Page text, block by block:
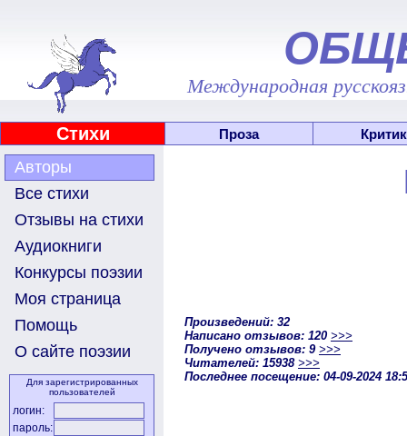
Международная
Стихи Проза
Авторы
Все стихи
Отзывы на стихи
Аудиокниги
Конкурсы поэзии
Моя страница
Помощь
О сайте поэзии
Для зарегистрированных
пользователей
логин:
пароль:
Произведений: 32
Написано отзывов: 120 >>>
Получено отзывов: 9 >>>
Читателей: 15938 >>>
Последнее посещение: 04-09-2024